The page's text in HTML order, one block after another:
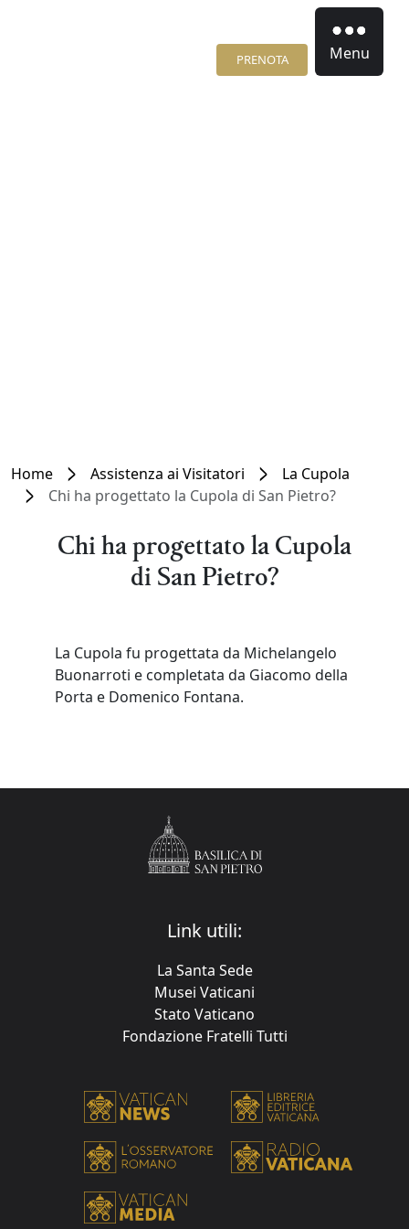
PRENOTA Menu
Home Assistenza ai Visitatori
La Cupola
Chi ha progettato la Cupola di San Pietro?
Chi ha progettato la Cupola
di San Pietro?
La Cupola fu progettata da Michelangelo
Buonarroti e completata da Giacomo della
Porta e Domenico Fontana.
Link utili:
La Santa Sede
Musei Vaticani
Stato Vaticano
Fondazione Fratelli Tutti